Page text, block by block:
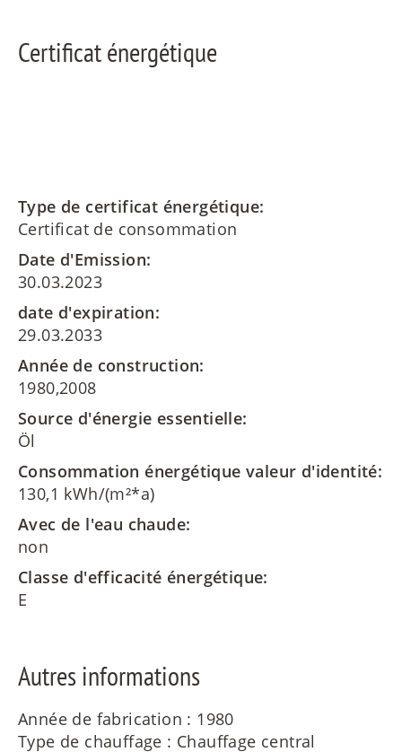
Certificat énergétique
Type de certificat énergétique:
Certificat de consommation
Date d'Emission:
30.03.2023
date d'expiration:
29.03.2033
Année de construction:
1980,2008
Source d'énergie essentielle:
Öl
Consommation énergétique valeur d'identité:
130,1 kWh/(m²*a)
Avec de l'eau chaude:
non
Classe d'efficacité énergétique:
E
Autres informations
Année de fabrication : 1980
Type de chauffage : Chauffage central